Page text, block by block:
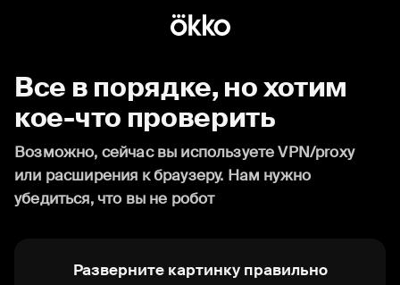
Все в порядке, но хотим
кое-что проверить
Возможно, сейчас вы используете VPN/proxy
или расширения к браузеру. Нам нужно
убедиться, что вы не робот
Разверните картинку правильно